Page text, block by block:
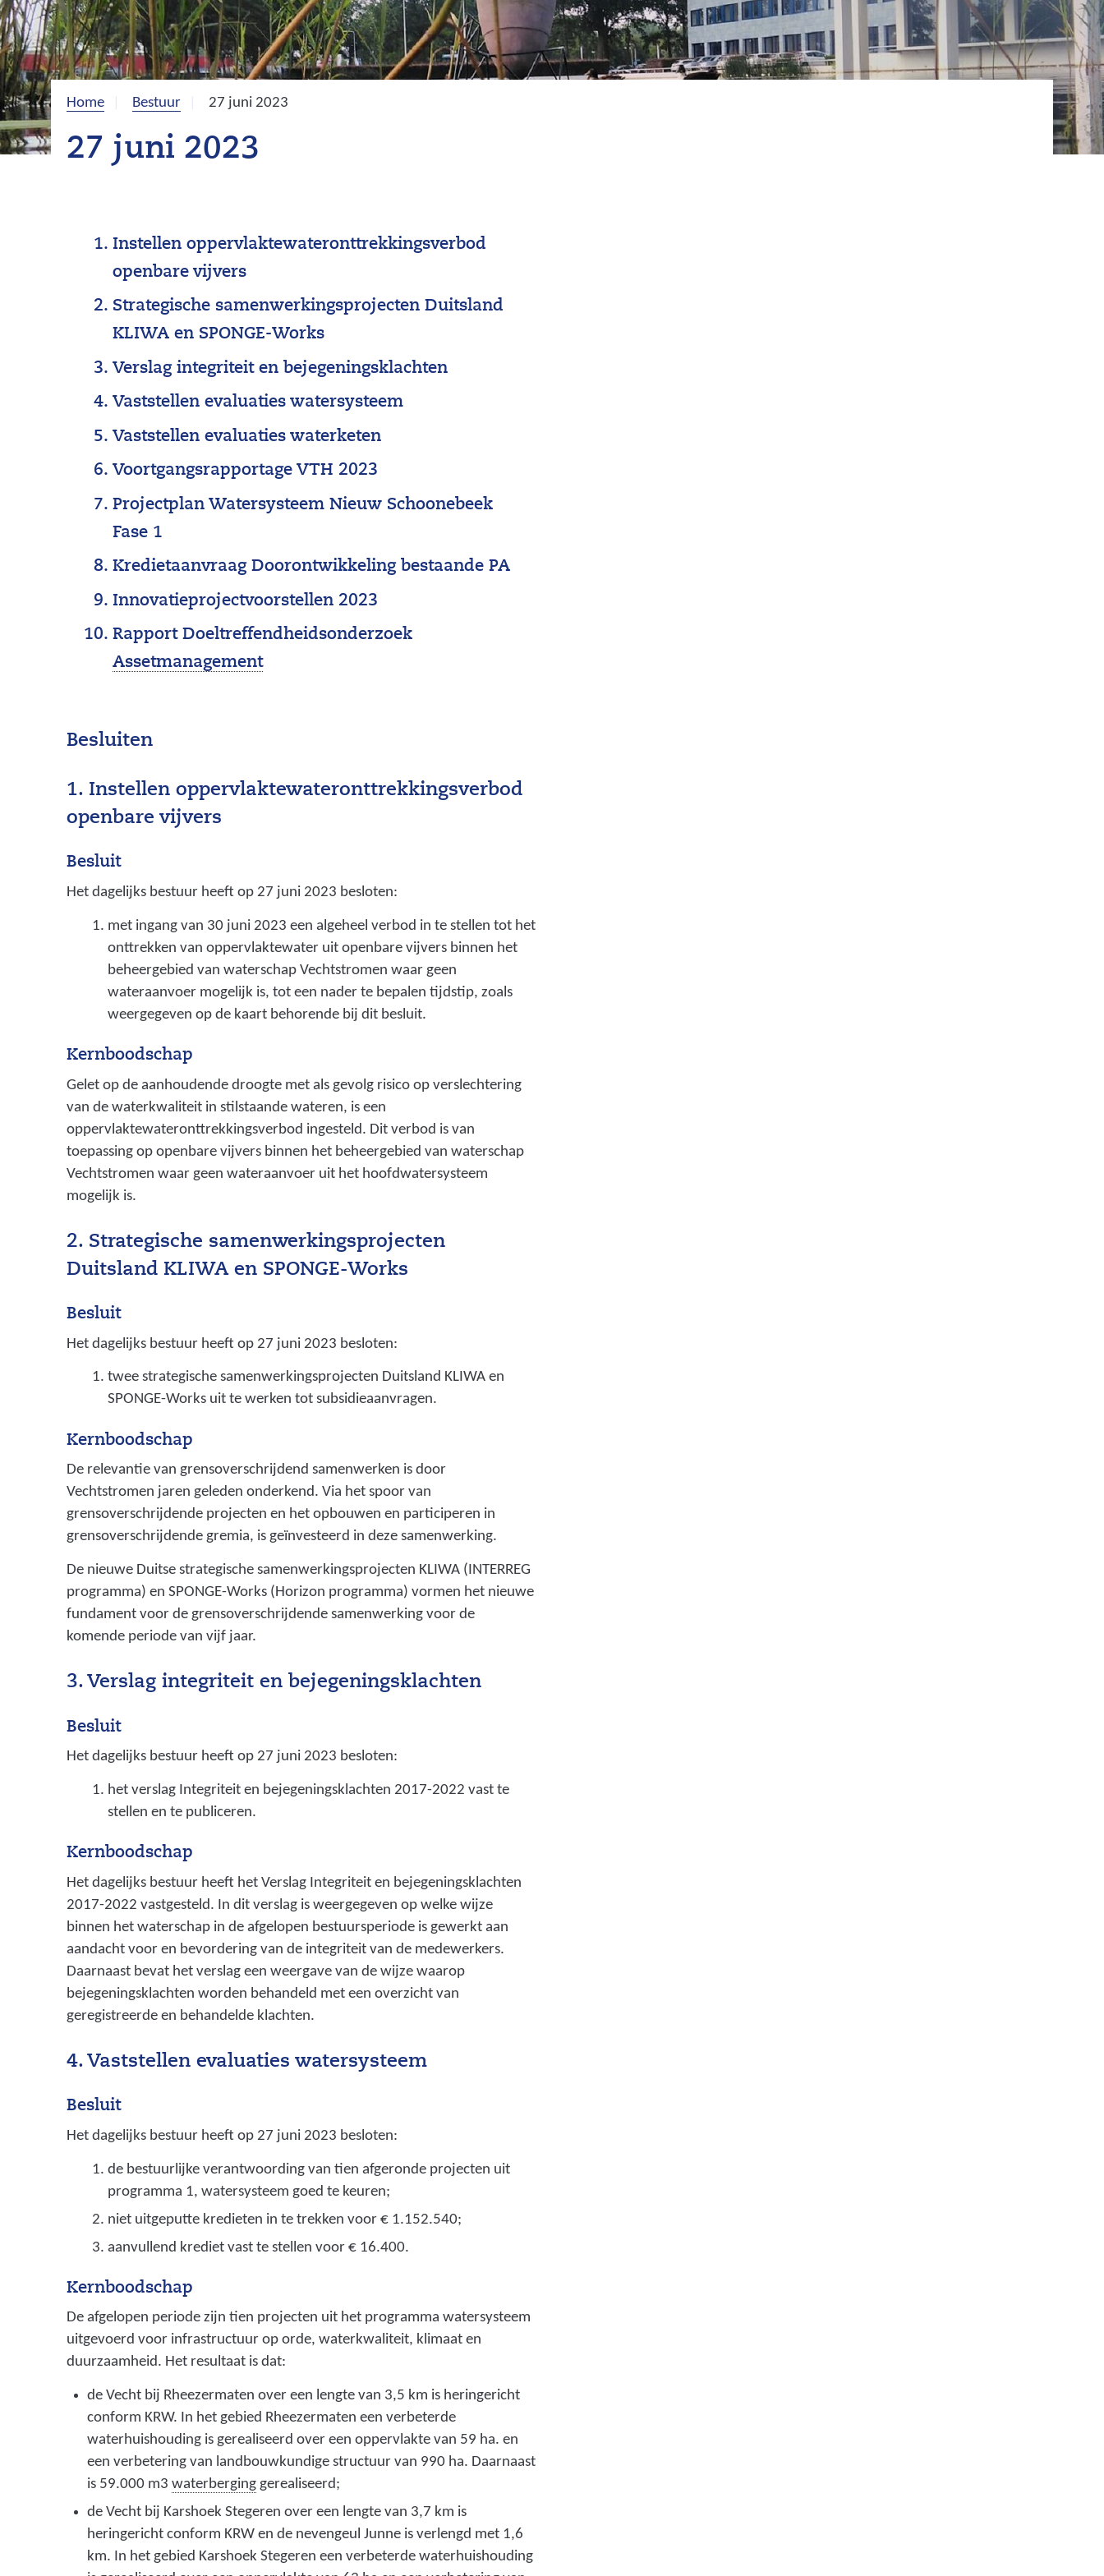
Home Bestuur 27 juni 2023
27 juni 2023
Instellen oppervlaktewateronttrekkingsverbod
openbare vijvers
Strategische samenwerkingsprojecten Duitsland
KLIWA en SPONGE-Works
Verslag integriteit en bejegeningsklachten
Vaststellen evaluaties watersysteem
Vaststellen evaluaties waterketen
Voortgangsrapportage VTH 2023
Projectplan Watersysteem Nieuw Schoonebeek
Fase 1
Kredietaanvraag Doorontwikkeling bestaande PA
Innovatieprojectvoorstellen 2023
Rapport Doeltreffendheidsonderzoek
Assetmanagement(
u
s
f
i
s
o
f
a
a
a
e
b
i
i
d
e
w
o
r
e
e
t
r
o
k
e
n
z
o
d
t
e
e
n
Besluiten
1. Instellen oppervlaktewateronttrekkingsverbod
openbare vijvers
Besluit
Het dagelijks bestuur heeft op 27 juni 2023 besloten:
met ingang van 30 juni 2023 een algeheel verbod in te stellen tot het
onttrekken van oppervlaktewater uit openbare vijvers binnen het
beheergebied van waterschap Vechtstromen waar geen
wateraanvoer mogelijk is, tot een nader te bepalen tijdstip, zoals
weergegeven op de kaart behorende bij dit besluit.
Kernboodschap
Gelet op de aanhoudende droogte met als gevolg risico op verslechtering
van de waterkwaliteit in stilstaande wateren, is een
oppervlaktewateronttrekkingsverbod ingesteld. Dit verbod is van
toepassing op openbare vijvers binnen het beheergebied van waterschap
Vechtstromen waar geen wateraanvoer uit het hoofdwatersysteem
mogelijk is.
2. Strategische samenwerkingsprojecten
Duitsland KLIWA en SPONGE-Works
Besluit
Het dagelijks bestuur heeft op 27 juni 2023 besloten:
twee strategische samenwerkingsprojecten Duitsland KLIWA en
SPONGE-Works uit te werken tot subsidieaanvragen.
Kernboodschap
De relevantie van grensoverschrijdend samenwerken is door
Vechtstromen jaren geleden onderkend. Via het spoor van
grensoverschrijdende projecten en het opbouwen en participeren in
grensoverschrijdende gremia, is geïnvesteerd in deze samenwerking.
De nieuwe Duitse strategische samenwerkingsprojecten KLIWA (INTERREG
programma) en SPONGE-Works (Horizon programma) vormen het nieuwe
fundament voor de grensoverschrijdende samenwerking voor de
komende periode van vijf jaar.
3. Verslag integriteit en bejegeningsklachten
Besluit
Het dagelijks bestuur heeft op 27 juni 2023 besloten:
het verslag Integriteit en bejegeningsklachten 2017-2022 vast te
stellen en te publiceren.
Kernboodschap
Het dagelijks bestuur heeft het Verslag Integriteit en bejegeningsklachten
2017-2022 vastgesteld. In dit verslag is weergegeven op welke wijze
binnen het waterschap in de afgelopen bestuursperiode is gewerkt aan
aandacht voor en bevordering van de integriteit van de medewerkers.
Daarnaast bevat het verslag een weergave van de wijze waarop
bejegeningsklachten worden behandeld met een overzicht van
geregistreerde en behandelde klachten.
4. Vaststellen evaluaties watersysteem
Besluit
Het dagelijks bestuur heeft op 27 juni 2023 besloten:
de bestuurlijke verantwoording van tien afgeronde projecten uit
programma 1, watersysteem goed te keuren;
niet uitgeputte kredieten in te trekken voor € 1.152.540;
aanvullend krediet vast te stellen voor € 16.400.
Kernboodschap
De afgelopen periode zijn tien projecten uit het programma watersysteem
uitgevoerd voor infrastructuur op orde, waterkwaliteit, klimaat en
duurzaamheid. Het resultaat is dat:
de Vecht bij Rheezermaten over een lengte van 3,5 km is heringericht
conform KRW. In het gebied Rheezermaten een verbeterde
waterhuishouding is gerealiseerd over een oppervlakte van 59 ha. en
een verbetering van landbouwkundige structuur van 990 ha. Daarnaast
is 59.000 m3waterberging(
v
a
s
t
gerealiseerd;
de Vecht bij Karshoek Stegeren over een lengte van 3,7 km is
heringericht conform KRW en de nevengeul Junne is verlengd met 1,6
km. In het gebied Karshoek Stegeren een verbeterde waterhuishouding